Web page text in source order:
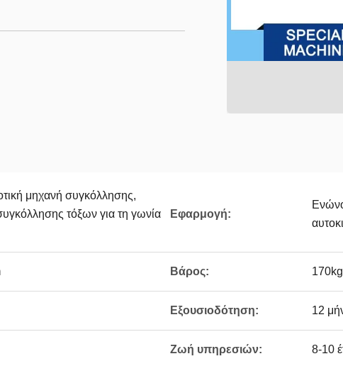
μηχανή συγκόλλησης,
τόξων για τη γωνία
Εφαρμογή:
Βάρος: 170kg
Εξουσιοδότηση: 12
Ζωή υπηρεσιών: 8-10